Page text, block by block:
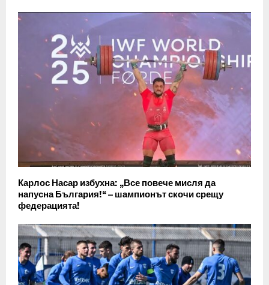
Карлос Насар избухна: „Все повече мисля да
напусна България!“ – шампионът скочи срещу
федерацията!